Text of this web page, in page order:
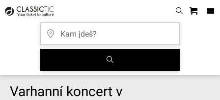
Varhanní koncert v